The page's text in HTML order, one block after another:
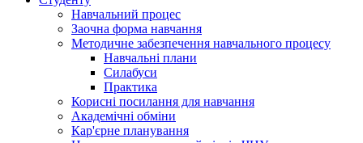
Навчальний процес
Заочна форма навчання
Методичне забезпечення навчального процесу
Навчальні плани
Силабуси
Практика
Корисні посилання для навчання
Академічні обміни
Кар'єрне планування